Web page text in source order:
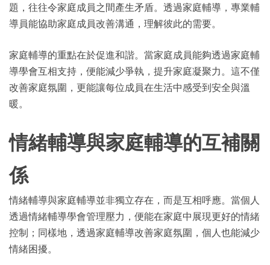
題，往往令家庭成員之間產生矛盾。透過家庭輔導，專業輔
導員能協助家庭成員改善溝通，理解彼此的需要。
家庭輔導的重點在於促進和諧。當家庭成員能夠透過家庭輔
導學會互相支持，便能減少爭執，提升家庭凝聚力。這不僅
改善家庭氛圍，更能讓每位成員在生活中感受到安全與溫
暖。
情緒輔導與家庭輔導的互補關
係
情緒輔導與家庭輔導並非獨立存在，而是互相呼應。當個人
透過情緒輔導學會管理壓力，便能在家庭中展現更好的情緒
控制；同樣地，透過家庭輔導改善家庭氛圍，個人也能減少
情緒困擾。